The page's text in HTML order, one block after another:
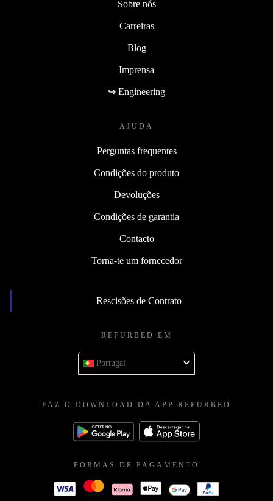
Sobre nós
Carreiras
Blog
Imprensa
↪ Engineering
AJUDA
Perguntas frequentes
Condições do produto
Devoluções
Condições de garantia
Contacto
Torna-te um fornecedor
Rescisões de Contrato
REFURBED EM
Portugal
FAZ O DOWNLOAD DA APP REFURBED
FORMAS DE PAGAMENTO